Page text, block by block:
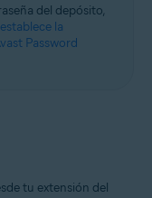
del depósito,
la
Password
tu extensión del